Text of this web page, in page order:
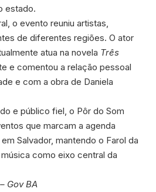
estado.
o evento reuniu artistas,
de diferentes regiões. O ator
atua na novela Três
e comentou a relação pessoal
e com a obra de Daniela
e público fiel, o Pôr do Som
que marcam a agenda
Salvador, mantendo o Farol da
como eixo central da
Gov BA